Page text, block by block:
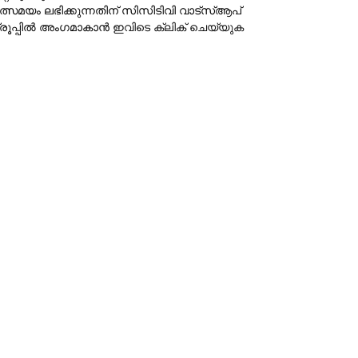
ലഭിക്കുന്നതിന് സിസിടിവി വാട്‌സ്ആപ്
അംഗമാകാന്‍ ഇവിടെ ക്ലിക് ചെയ്യുക